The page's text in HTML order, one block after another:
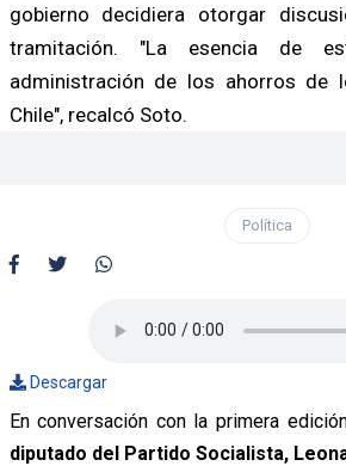
gobierno decidiera otorgar
tramitación. "La esencia de
administración de los ahorros de
Chile", recalcó Soto.
Política
Descargar
En conversación con la primera
diputado del Partido Socialista,